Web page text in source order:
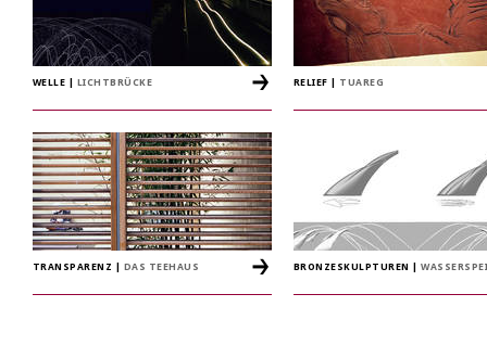
WELLE LICHTBRÜCKE RELIEF TUAREG
TRANSPARENZ DAS TEEHAUS BRONZESKULPTUREN |